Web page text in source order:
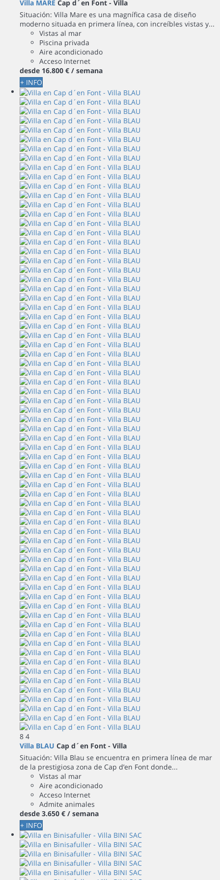
Villa MARE Cap d´en Font - Villa
Situación: Villa Mare es una magnífica casa de diseño
moderno situada en primera línea, con increíbles vistas y...
Vistas al mar
Piscina privada
Aire acondicionado
Acceso Internet
desde 16.800 € / semana
+ INFO
8 4
Villa BLAU Cap d´en Font - Villa
Situación: Villa Blau se encuentra en primera línea de mar
de la prestigiosa zona de Cap d’en Font donde...
Vistas al mar
Aire acondicionado
Acceso Internet
Admite animales
desde 3.650 € / semana
+ INFO